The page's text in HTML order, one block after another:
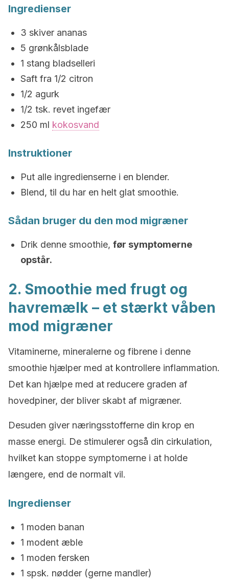
Ingredienser
3 skiver ananas
5 grønkålsblade
1 stang bladselleri
Saft fra 1/2 citron
1/2 agurk
1/2 tsk. revet ingefær
250 ml kokosvand
Instruktioner
Put alle ingredienserne i en blender.
Blend, til du har en helt glat smoothie.
Sådan bruger du den mod migræner
Drik denne smoothie, før symptomerne
opstår.
2. Smoothie med frugt og
havremælk – et stærkt våben
mod migræner
Vitaminerne, mineralerne og fibrene i denne
smoothie hjælper med at kontrollere inflammation.
Det kan hjælpe med at reducere graden af
hovedpiner, der bliver skabt af migræner.
Desuden giver næringsstofferne din krop en
masse energi. De stimulerer også din cirkulation,
hvilket kan stoppe symptomerne i at holde
længere, end de normalt vil.
Ingredienser
1 moden banan
1 modent æble
1 moden fersken
1 spsk. nødder (gerne mandler)